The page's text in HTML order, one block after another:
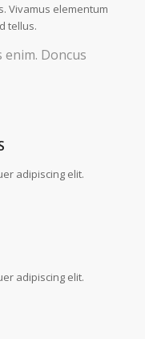
Vivamus elementum
tellus.
enim. Doncus
adipiscing elit.
adipiscing elit.